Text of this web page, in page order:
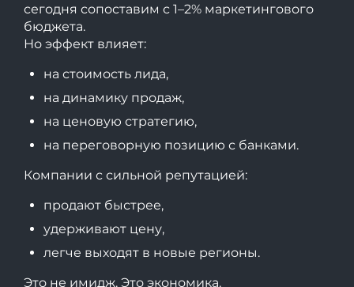
сегодня сопоставим с 1–2% маркетингового
бюджета.
Но эффект влияет:
на стоимость лида,
на динамику продаж,
на ценовую стратегию,
на переговорную позицию с банками.
Компании с сильной репутацией:
продают быстрее,
удерживают цену,
легче выходят в новые регионы.
Это не имидж. Это экономика.